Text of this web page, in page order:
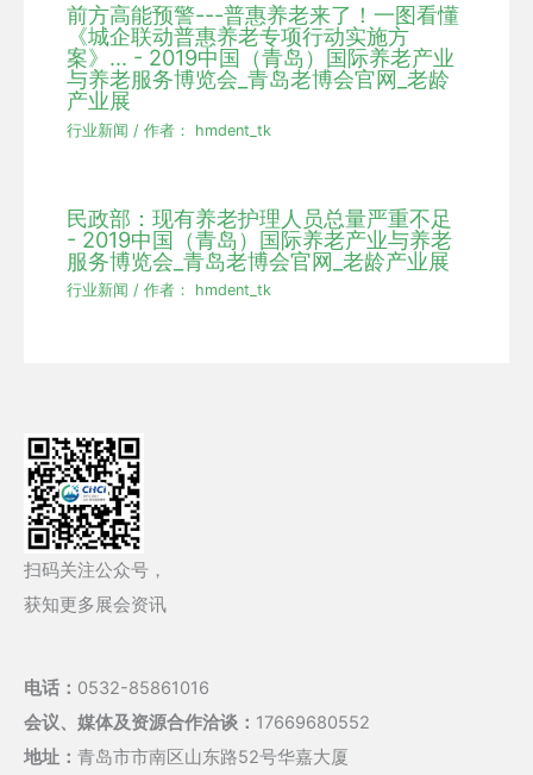
前方高能预警---普惠养老来了！一图看懂
《城企联动普惠养老专项行动实施方
案》... - 2019中国（青岛）国际养老产业
与养老服务博览会_青岛老博会官网_老龄
产业展
行业新闻 / 作者： hmdent_tk
民政部：现有养老护理人员总量严重不足
- 2019中国（青岛）国际养老产业与养老
服务博览会_青岛老博会官网_老龄产业展
行业新闻 / 作者： hmdent_tk
扫码关注公众号，
获知更多展会资讯
电话： 0532-85861016
会议、媒体及资源合作洽谈： 17669680552
地址： 青岛市市南区山东路52号华嘉大厦